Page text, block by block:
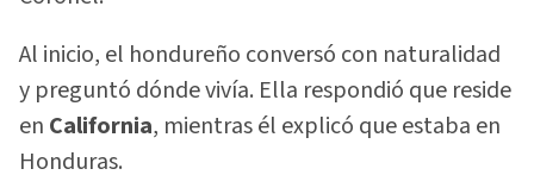
Al inicio, el hondureño conversó con naturalidad
y preguntó dónde vivía. Ella respondió que reside
en California, mientras él explicó que estaba en
Honduras.